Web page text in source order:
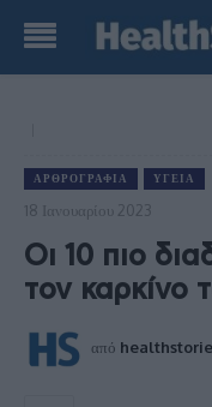
ΑΡΘΡΟΓΡΑΦΊΑ ΥΓΕΊΑ
18 Ιανουαρίου 2023
Οι 10 πιο
τον καρκίνο
από